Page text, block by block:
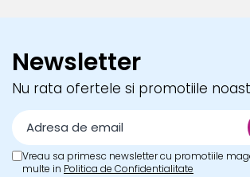
Newsletter
Nu rata ofertele si promotiile
Vreau sa primesc newsletter cu promotiile
multe in Politica de Confidentialitate